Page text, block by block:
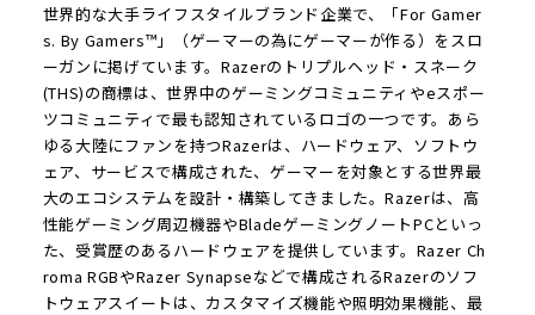
世界的な大手ライフスタイルブランド企業で、「For Gamer
s. By Gamers™」（ゲーマーの為にゲーマーが作る）をスロ
ーガンに掲げています。Razerのトリプルヘッド・スネーク
(THS)の商標は、世界中のゲーミングコミュニティやeスポー
ツコミュニティで最も認知されているロゴの一つです。あら
ゆる大陸にファンを持つRazerは、ハードウェア、ソフトウ
ェア、サービスで構成された、ゲーマーを対象とする世界最
大のエコシステムを設計・構築してきました。Razerは、高
性能ゲーミング周辺機器やBladeゲーミングノートPCといっ
た、受賞歴のあるハードウェアを提供しています。Razer Ch
roma RGBやRazer Synapseなどで構成されるRazerのソフ
トウェアスイートは、カスタマイズ機能や照明効果機能、最